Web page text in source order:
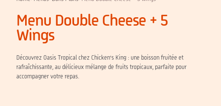
Menu Double Cheese + 5
Wings
Découvrez Oasis Tropical chez Chicken’s King : une boisson fruitée et
rafraîchissante, au délicieux mélange de fruits tropicaux, parfaite pour
accompagner votre repas.